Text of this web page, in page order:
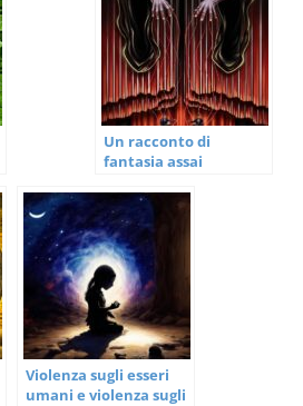
Un racconto di
fantasia assai
aderente alla realtà
Violenza sugli esseri
umani e violenza sugli